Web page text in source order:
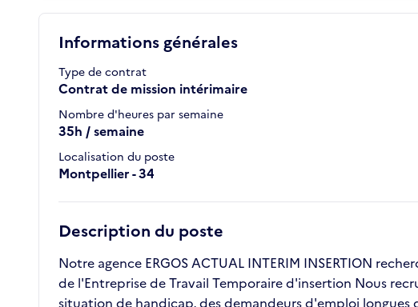
Informations générales
Type de contrat
Contrat de mission intérimaire
Nombre d'heures par semaine
35h / semaine
Localisation du poste
Montpellier - 34
Description du poste
Notre agence ERGOS ACTUAL INTERIM INSERTION
de l'Entreprise de Travail Temporaire d'insertion Nous
situation de handicap, des demandeurs d'emploi